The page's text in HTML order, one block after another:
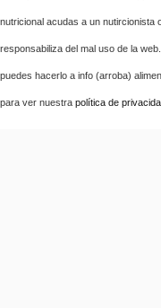
nutricional acudas a un nutircionista
responsabiliza del mal uso de la
puedes hacerlo a info (arroba)
para ver nuestra política de